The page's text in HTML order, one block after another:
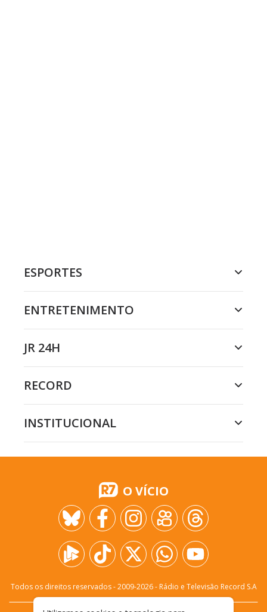
ESPORTES
ENTRETENIMENTO
JR 24H
RECORD
INSTITUCIONAL
O VÍCIO
Todos os direitos reservados - 2009-2026- Rádio e Televisão Record S.A